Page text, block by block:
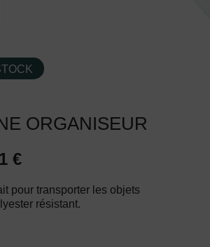
ORGANISEUR
€
pour transporter les objets
résistant.